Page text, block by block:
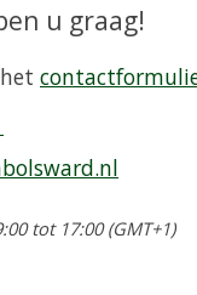
u graag!
tot 17:00 (GMT+1)